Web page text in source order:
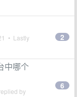
• Lastly
2
中哪个
by
6